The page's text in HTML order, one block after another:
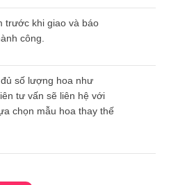
trước khi giao và báo
công.
số lượng hoa như
tư vấn sẽ liên hệ với
chọn mẫu hoa thay thế